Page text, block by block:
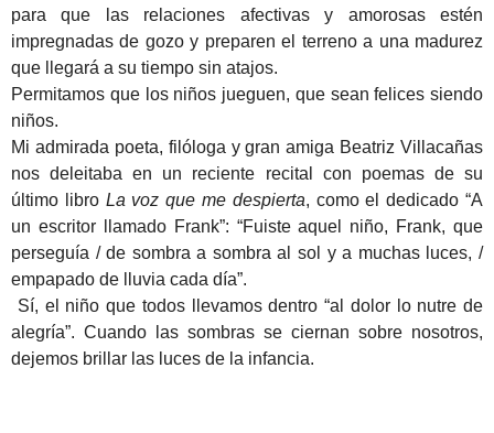
para que las relaciones afectivas y amorosas estén
impregnadas de gozo y preparen el terreno a una madurez
que llegará a su tiempo sin atajos.
Permitamos que los niños jueguen, que sean felices siendo
niños.
Mi admirada poeta, filóloga y gran amiga Beatriz Villacañas
nos deleitaba en un reciente recital con poemas de su
último libro La voz que me despierta, como el dedicado “A
un escritor llamado Frank”: “Fuiste aquel niño, Frank, que
perseguía / de sombra a sombra al sol y a muchas luces, /
empapado de lluvia cada día”.
Sí, el niño que todos llevamos dentro “al dolor lo nutre de
alegría”. Cuando las sombras se ciernan sobre nosotros,
dejemos brillar las luces de la infancia.